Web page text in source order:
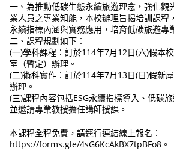
一、為推動低碳生態永續旅遊理念，強化觀
業人員之專業知能，本校辦理旨揭培訓課程
永續指標內涵與實務應用，培育低碳旅遊專
二、課程規劃如下：
(一)學科課程：訂於114年7月12日(六)假本
室（暫定）辦理。
(二)術科實作：訂於114年7月13日(日)假新
辦理。
(三)課程內容包括ESG永續指標導入、低碳
並邀請專業教授擔任講師授課。
本課程全程免費，請逕行連結線上報名：
https://forms.gle/4sG6KcAkBX7tpBFo8。